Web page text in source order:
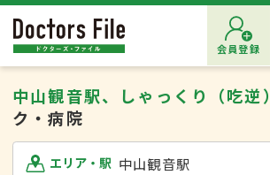
会員登録
中山観音駅、しゃっくり（吃逆）
ク・病院
エリア・駅 中山観音駅